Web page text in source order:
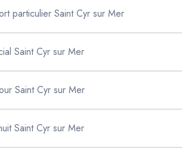
particulier Saint Cyr sur Mer
Saint Cyr sur Mer
Saint Cyr sur Mer
Saint Cyr sur Mer